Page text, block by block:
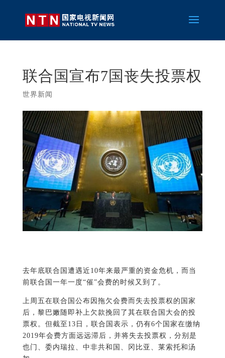
联合国宣布7国丧失投票权
世界新闻
去年底联合国遭遇近10年来最严重的资金危机，而当
前联合国一年一度“催”会费的时候又到了。
上周五在联合国公布因拖欠会费而失去投票权的国家
后，黎巴嫩随即补上欠款挽回了其在联合国大会的投
票权。但截至13日，联合国表示，仍有6个国家在缴纳
2019年会费方面远远滞后，并将失去投票权，分别是
也门、委内瑞拉、中非共和国、冈比亚、莱索托和汤